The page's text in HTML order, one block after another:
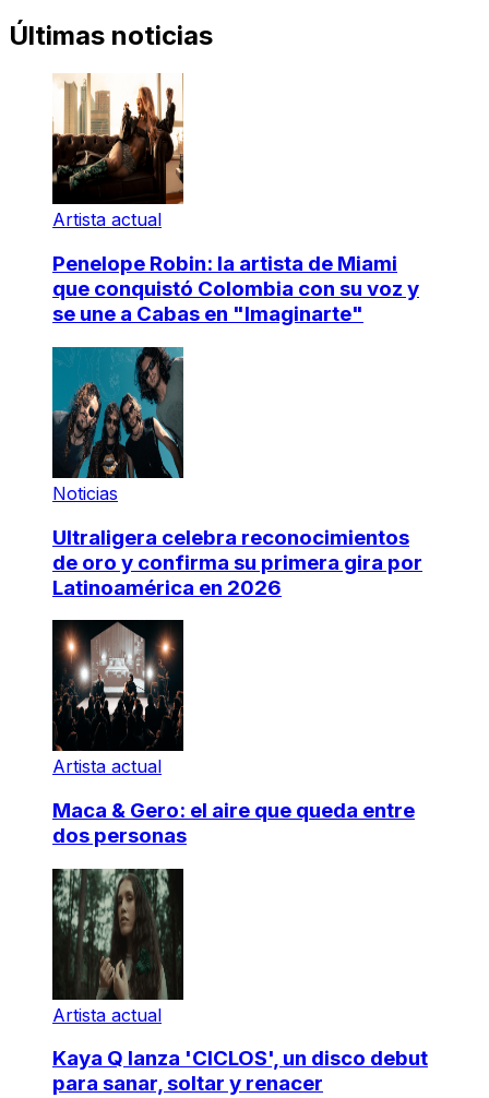
Últimas noticias
Artista actual
Penelope Robin: la artista de Miami
que conquistó Colombia con su voz y
se une a Cabas en "Imaginarte"
Noticias
Ultraligera celebra reconocimientos
de oro y confirma su primera gira por
Latinoamérica en 2026
Artista actual
Maca & Gero: el aire que queda entre
dos personas
Artista actual
Kaya Q lanza 'CICLOS', un disco debut
para sanar, soltar y renacer